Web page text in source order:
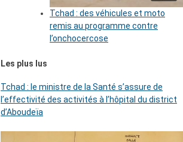
Tchad : des véhicules et moto
remis au programme contre
l’onchocercose
Les plus lus
Tchad : le ministre de la Santé s’assure de
l’effectivité des activités à l’hôpital du district
d’Aboudeïa